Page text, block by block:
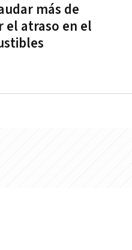
más de
el atraso en el